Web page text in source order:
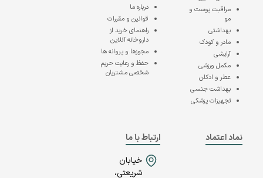
مراقبت پوست و
مو
بهداشتی
مادر و کودک
آرایشی
مکمل ورزشی
عطر و ادکلن
بهداشت جنسی
تجهیزات پزشکی
درباره ما
قوانین و مقررات
راهنمای خرید از
داروخانه آنلاین
مجوزها و پروانه ها
حفظ و رعایت حریم
شخصی مشتریان
نماد اعتماد
ارتباط با ما
خیابان
شریعتی،